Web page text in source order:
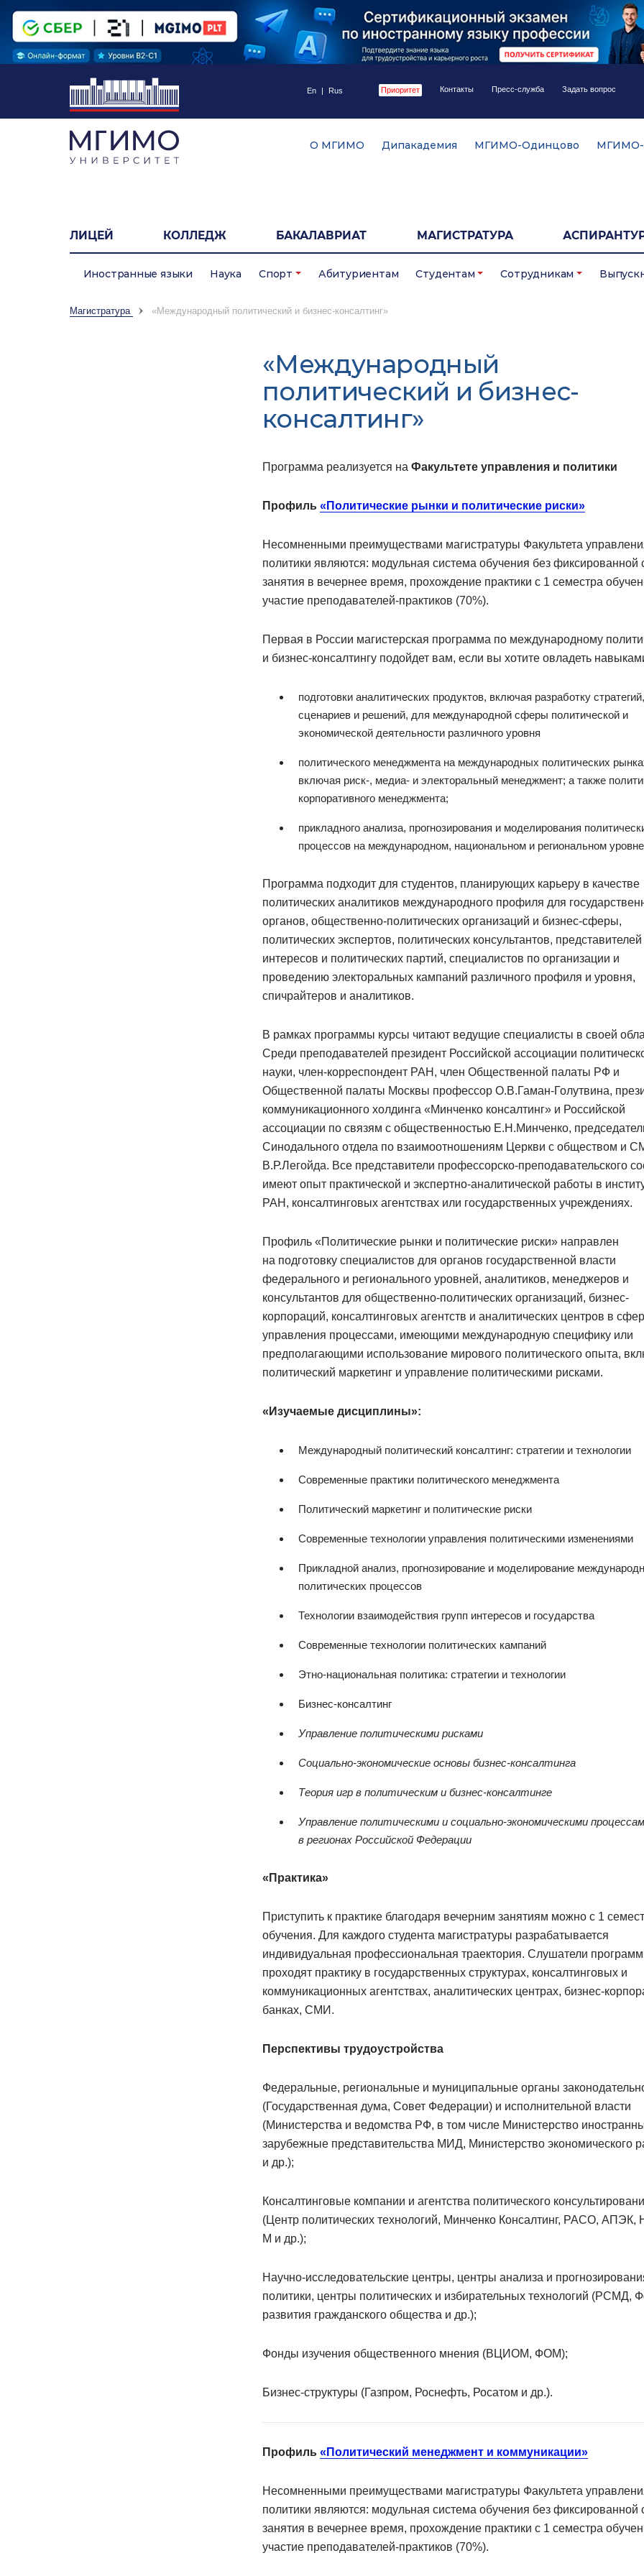
En Rus Приоритет Контакты Пресс-служба Задать вопрос
О МГИМО Дипакадемия МГИМО-Одинцово МГИМО-
ЛИЦЕЙ КОЛЛЕДЖ БАКАЛАВРИАТ МАГИСТРАТУРА
Иностранные языки Наука Спорт Абитуриентам Студентам Сотрудникам
Магистратура «Международный политический и бизнес-консалтинг»
«Международный
политический и бизнес-
консалтинг»
Программа реализуется на Факультете управления и политики
Профиль «Политические рынки и политические риски»
Несомненными преимуществами магистратуры Факультета
политики являются: модульная система обучения без фиксированной
занятия в вечернее время, прохождение практики с 1 семестра
участие преподавателей-практиков (70%).
Первая в России магистерская программа по международному
и бизнес-консалтингу подойдет вам, если вы хотите овладеть
подготовки аналитических продуктов, включая разработку стратегий,
сценариев и решений, для международной сферы политической и
экономической деятельности различного уровня
политического менеджмента на международных политических
включая риск-, медиа- и электоральный менеджмент; а также
корпоративного менеджмента;
прикладного анализа, прогнозирования и моделирования
процессов на международном, национальном и региональном
Программа подходит для студентов, планирующих карьеру в качестве
политических аналитиков международного профиля для
органов, общественно-политических организаций и бизнес-сферы,
политических экспертов, политических консультантов, представителей
интересов и политических партий, специалистов по организации и
проведению электоральных кампаний различного профиля и уровня,
спичрайтеров и аналитиков.
В рамках программы курсы читают ведущие специалисты в своей
Среди преподавателей президент Российской ассоциации
науки, член-корреспондент РАН, член Общественной палаты РФ и
Общественной палаты Москвы профессор О.В.Гаман-Голутвина,
коммуникационного холдинга «Минченко консалтинг» и Российской
ассоциации по связям с общественностью Е.Н.Минченко,
Синодального отдела по взаимоотношениям Церкви с обществом и
В.Р.Легойда. Все представители профессорско-преподавательского
имеют опыт практической и экспертно-аналитической работы в
РАН, консалтинговых агентствах или государственных учреждениях.
Профиль «Политические рынки и политические риски» направлен
на подготовку специалистов для органов государственной власти
федерального и регионального уровней, аналитиков, менеджеров и
консультантов для общественно-политических организаций, бизнес-
корпораций, консалтинговых агентств и аналитических центров в
управления процессами, имеющими международную специфику или
предполагающими использование мирового политического опыта,
политический маркетинг и управление политическими рисками.
«Изучаемые дисциплины»:
Международный политический консалтинг: стратегии и технологии
Современные практики политического менеджмента
Политический маркетинг и политические риски
Современные технологии управления политическими изменениями
Прикладной анализ, прогнозирование и моделирование
политических процессов
Технологии взаимодействия групп интересов и государства
Современные технологии политических кампаний
Этно-национальная политика: стратегии и технологии
Бизнес-консалтинг
Управление политическими рисками
Социально-экономические основы бизнес-консалтинга
Теория игр в политическим и бизнес-консалтинге
Управление политическими и социально-экономическими
в регионах Российской Федерации
«Практика»
Приступить к практике благодаря вечерним занятиям можно с 1
обучения. Для каждого студента магистратуры разрабатывается
индивидуальная профессиональная траектория. Слушатели
проходят практику в государственных структурах, консалтинговых и
коммуникационных агентствах, аналитических центрах, бизнес-
банках, СМИ.
Перспективы трудоустройства
Федеральные, региональные и муниципальные органы
(Государственная дума, Совет Федерации) и исполнительной власти
(Министерства и ведомства РФ, в том числе Министерство
зарубежные представительства МИД, Министерство экономического
и др.);
Консалтинговые компании и агентства политического
(Центр политических технологий, Минченко Консалтинг, РАСО, АПЭК,
М и др.);
Научно-исследовательские центры, центры анализа и
политики, центры политических и избирательных технологий (РСМД,
развития гражданского общества и др.);
Фонды изучения общественного мнения (ВЦИОМ, ФОМ);
Бизнес-структуры (Газпром, Роснефть, Росатом и др.).
Профиль «Политический менеджмент и коммуникации»
Несомненными преимуществами магистратуры Факультета
политики являются: модульная система обучения без фиксированной
занятия в вечернее время, прохождение практики с 1 семестра
участие преподавателей-практиков (70%).